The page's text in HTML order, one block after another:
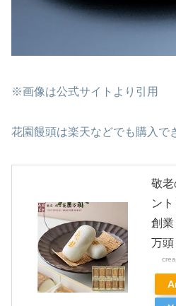
※画像は公式サイトより引用
花園饅頭は楽天などでも購入で
敬老
ン
創業
万頭